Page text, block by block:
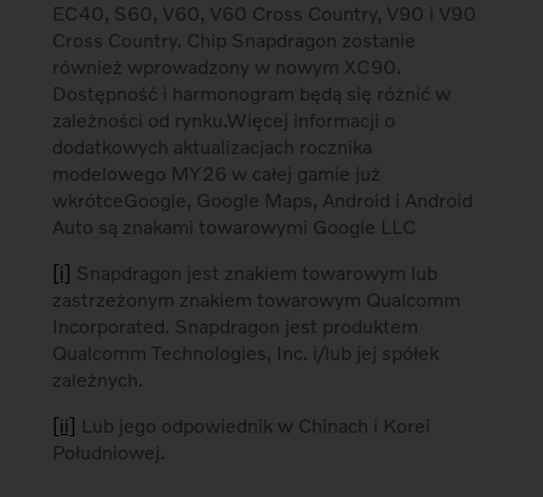
EC40, S60, V60, V60 Cross Country, V90 i V90
Cross Country. Chip Snapdragon zostanie
również wprowadzony w nowym XC90.
Dostępność i harmonogram będą się różnić w
zależności od rynku.Więcej informacji o
dodatkowych aktualizacjach rocznika
modelowego MY26 w całej gamie już
wkrótceGoogle, Google Maps, Android i Android
Auto są znakami towarowymi Google LLC
[i] Snapdragon jest znakiem towarowym lub
zastrzeżonym znakiem towarowym Qualcomm
Incorporated. Snapdragon jest produktem
Qualcomm Technologies, Inc. i/lub jej spółek
zależnych.
[ii] Lub jego odpowiednik w Chinach i Korei
Południowej.